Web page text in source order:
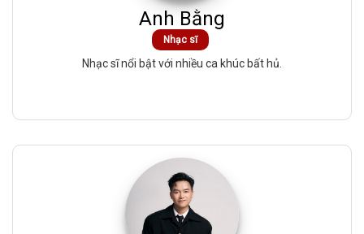
Anh Bằng
Nhạc sĩ
Nhạc sĩ nổi bật với nhiều ca khúc bất hủ.